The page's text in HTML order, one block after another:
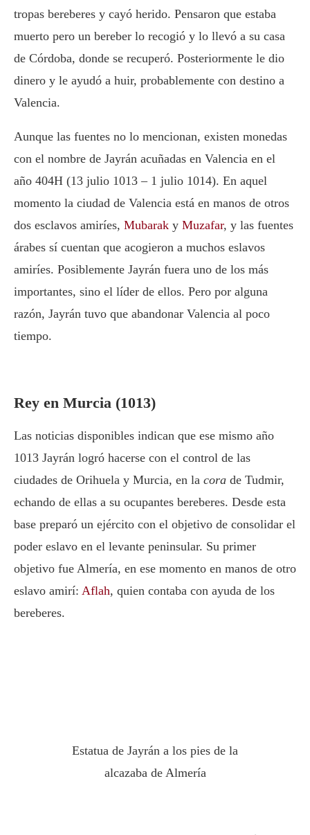
tropas bereberes y cayó herido. Pensaron que estaba
muerto pero un bereber lo recogió y lo llevó a su casa
de Córdoba, donde se recuperó. Posteriormente le dio
dinero y le ayudó a huir, probablemente con destino a
Valencia.
Aunque las fuentes no lo mencionan, existen monedas
con el nombre de Jayrán acuñadas en Valencia en el
año 404H (13 julio 1013 – 1 julio 1014). En aquel
momento la ciudad de Valencia está en manos de otros
dos esclavos amiríes, Mubarak y Muzafar, y las fuentes
árabes sí cuentan que acogieron a muchos eslavos
amiríes. Posiblemente Jayrán fuera uno de los más
importantes, sino el líder de ellos. Pero por alguna
razón, Jayrán tuvo que abandonar Valencia al poco
tiempo.
Rey en Murcia (1013)
Las noticias disponibles indican que ese mismo año
1013 Jayrán logró hacerse con el control de las
ciudades de Orihuela y Murcia, en la cora de Tudmir,
echando de ellas a su ocupantes bereberes. Desde esta
base preparó un ejército con el objetivo de consolidar el
poder eslavo en el levante peninsular. Su primer
objetivo fue Almería, en ese momento en manos de otro
eslavo amirí: Aflah, quien contaba con ayuda de los
bereberes.
Estatua de Jayrán a los pies de la
alcazaba de Almería